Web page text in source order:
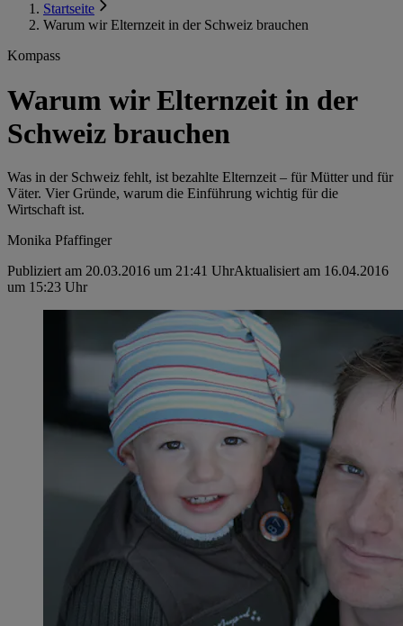
Startseite
Warum wir Elternzeit in der Schweiz brauchen
Kompass
Warum wir Elternzeit in der
Schweiz brauchen
Was in der Schweiz fehlt, ist bezahlte Elternzeit – für Mütter und für
Väter. Vier Gründe, warum die Einführung wichtig für die
Wirtschaft ist.
Monika Pfaffinger
Publiziert am 20.03.2016 um 21:41 UhrAktualisiert am 16.04.2016
um 15:23 Uhr